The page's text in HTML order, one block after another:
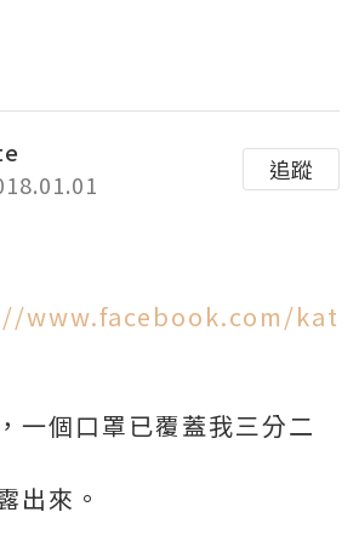
追蹤
www.facebook.com/kat
一個口罩已覆蓋我三分二
出來。